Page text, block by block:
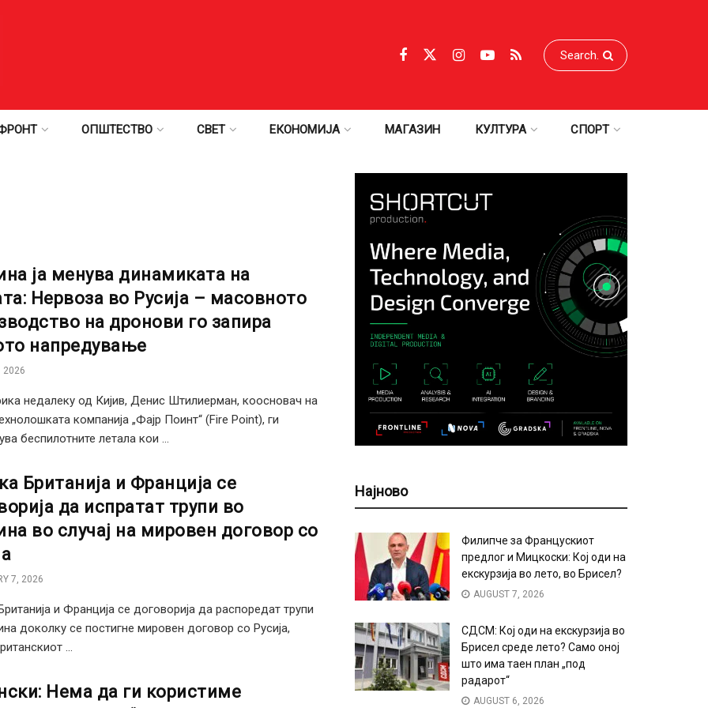
ОПШТЕСТВО СВЕТ ЕКОНОМИЈА МАГАЗИН КУЛТУРА СПОРТ
ја менува динамиката на
Нервоза во Русија – масовното
на дронови го запира
напредување
2026
недалеку од Кијив, Денис Штилиерман, коосновач на
компанија „Фајр Поинт“ (Fire Point), ги
беспилотните летала кои ...
Британија и Франција се
да испратат трупи во
во случај на мировен договор со
7, 2026
и Франција се договорија да распоредат трупи
доколку се постигне мировен договор со Русија,
...
Нема да ги користиме
Најново
Филипче за Францускиот
предлог и Мицкоски: Кој оди на
екскурзија во лето, во Брисел?
AUGUST 7, 2026
СДСМ: Кој оди на екскурзија во
Брисел среде лето? Само оној
што има таен план „под
радарот“
AUGUST 6, 2026